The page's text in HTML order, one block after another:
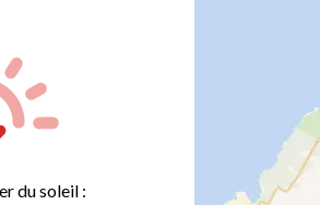
du soleil :